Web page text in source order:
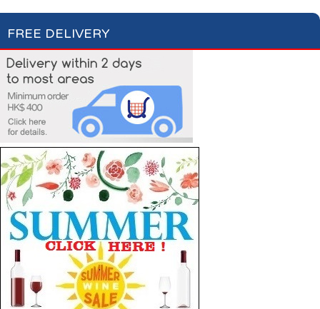
FREE DELIVERY